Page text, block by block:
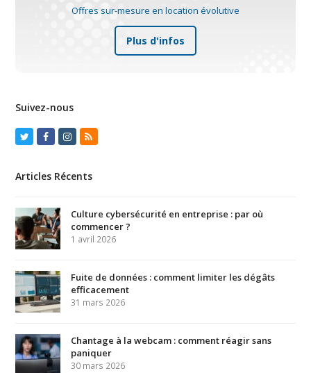
Offres sur-mesure en location évolutive
Plus d'infos
Suivez-nous
TwitterFacebook
Instagram
RSS
Articles Récents
Culture cybersécurité en entreprise : par où
commencer ?
1 avril 2026
Fuite de données : comment limiter les dégâts
efficacement
31 mars 2026
Chantage à la webcam : comment réagir sans
paniquer
30 mars 2026